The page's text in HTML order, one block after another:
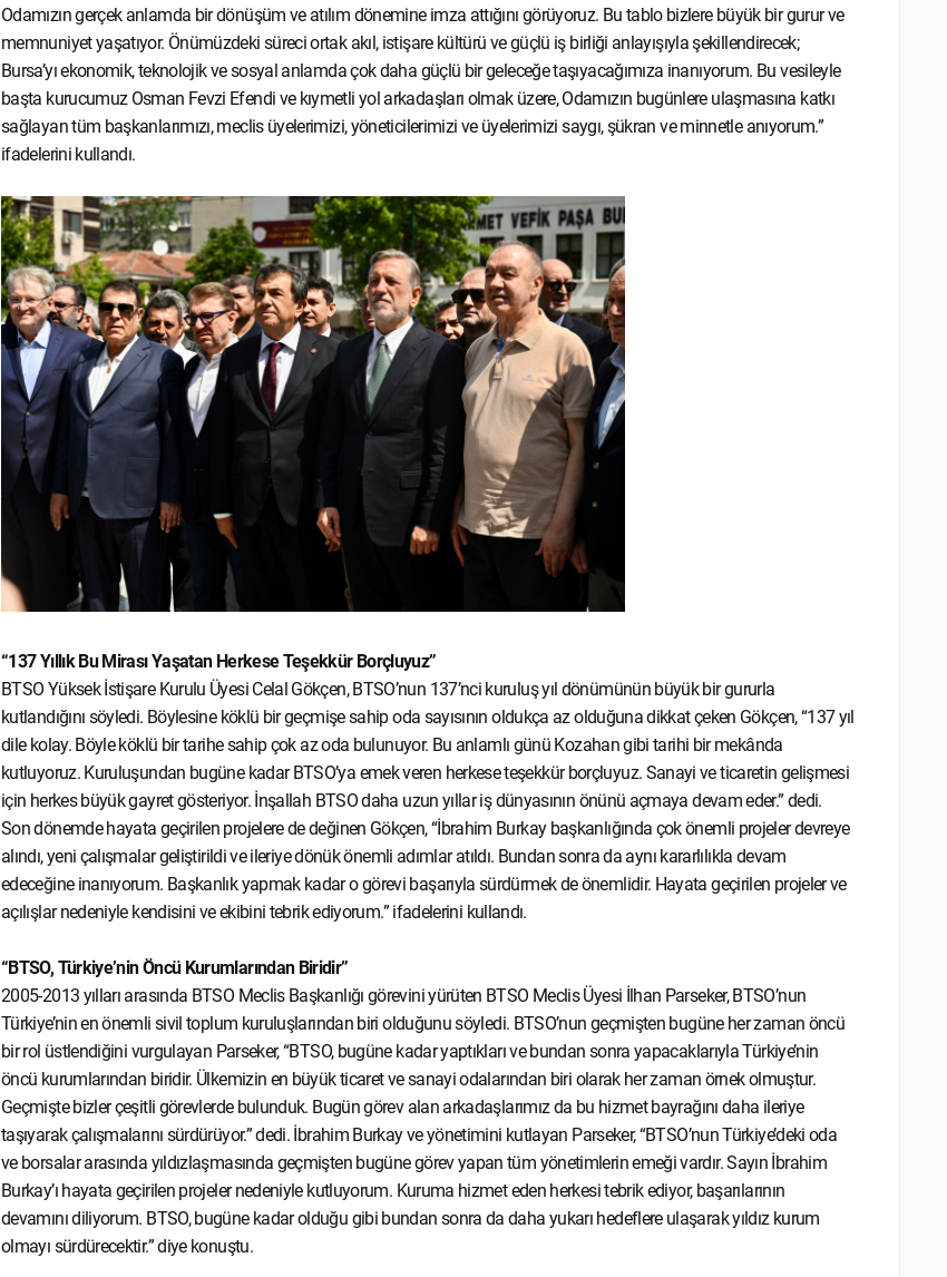
Odamızın gerçek anlamda bir dönüşüm ve atılım dönemine imza attığını görüyoruz. Bu tablo bizlere büyük bir gurur ve
memnuniyet yaşatıyor. Önümüzdeki süreci ortak akıl, istişare kültürü ve güçlü iş birliği anlayışıyla şekillendirecek;
Bursa’yı ekonomik, teknolojik ve sosyal anlamda çok daha güçlü bir geleceğe taşıyacağımıza inanıyorum. Bu vesileyle
başta kurucumuz Osman Fevzi Efendi ve kıymetli yol arkadaşları olmak üzere, Odamızın bugünlere ulaşmasına katkı
sağlayan tüm başkanlarımızı, meclis üyelerimizi, yöneticilerimizi ve üyelerimizi saygı, şükran ve minnetle anıyorum.”
ifadelerini kullandı.
“137 Yıllık Bu Mirası Yaşatan Herkese Teşekkür Borçluyuz”
BTSO Yüksek İstişare Kurulu Üyesi Celal Gökçen, BTSO’nun 137’nci kuruluş yıl dönümünün büyük bir gururla
kutlandığını söyledi. Böylesine köklü bir geçmişe sahip oda sayısının oldukça az olduğuna dikkat çeken Gökçen, “137 yıl
dile kolay. Böyle köklü bir tarihe sahip çok az oda bulunuyor. Bu anlamlı günü Kozahan gibi tarihi bir mekânda
kutluyoruz. Kuruluşundan bugüne kadar BTSO’ya emek veren herkese teşekkür borçluyuz. Sanayi ve ticaretin gelişmesi
için herkes büyük gayret gösteriyor. İnşallah BTSO daha uzun yıllar iş dünyasının önünü açmaya devam eder.” dedi.
Son dönemde hayata geçirilen projelere de değinen Gökçen, “İbrahim Burkay başkanlığında çok önemli projeler devreye
alındı, yeni çalışmalar geliştirildi ve ileriye dönük önemli adımlar atıldı. Bundan sonra da aynı kararlılıkla devam
edeceğine inanıyorum. Başkanlık yapmak kadar o görevi başarıyla sürdürmek de önemlidir. Hayata geçirilen projeler ve
açılışlar nedeniyle kendisini ve ekibini tebrik ediyorum.” ifadelerini kullandı.
“BTSO, Türkiye’nin Öncü Kurumlarından Biridir”
2005-2013 yılları arasında BTSO Meclis Başkanlığı görevini yürüten BTSO Meclis Üyesi İlhan Parseker, BTSO’nun
Türkiye’nin en önemli sivil toplum kuruluşlarından biri olduğunu söyledi. BTSO’nun geçmişten bugüne her zaman öncü
bir rol üstlendiğini vurgulayan Parseker, “BTSO, bugüne kadar yaptıkları ve bundan sonra yapacaklarıyla Türkiye’nin
öncü kurumlarından biridir. Ülkemizin en büyük ticaret ve sanayi odalarından biri olarak her zaman örnek olmuştur.
Geçmişte bizler çeşitli görevlerde bulunduk. Bugün görev alan arkadaşlarımız da bu hizmet bayrağını daha ileriye
taşıyarak çalışmalarını sürdürüyor.” dedi. İbrahim Burkay ve yönetimini kutlayan Parseker, “BTSO’nun Türkiye’deki oda
ve borsalar arasında yıldızlaşmasında geçmişten bugüne görev yapan tüm yönetimlerin emeği vardır. Sayın İbrahim
Burkay’ı hayata geçirilen projeler nedeniyle kutluyorum. Kuruma hizmet eden herkesi tebrik ediyor, başarılarının
devamını diliyorum. BTSO, bugüne kadar olduğu gibi bundan sonra da daha yukarı hedeflere ulaşarak yıldız kurum
olmayı sürdürecektir.” diye konuştu.